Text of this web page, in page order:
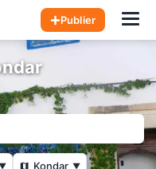
Publier
Kondar ▼